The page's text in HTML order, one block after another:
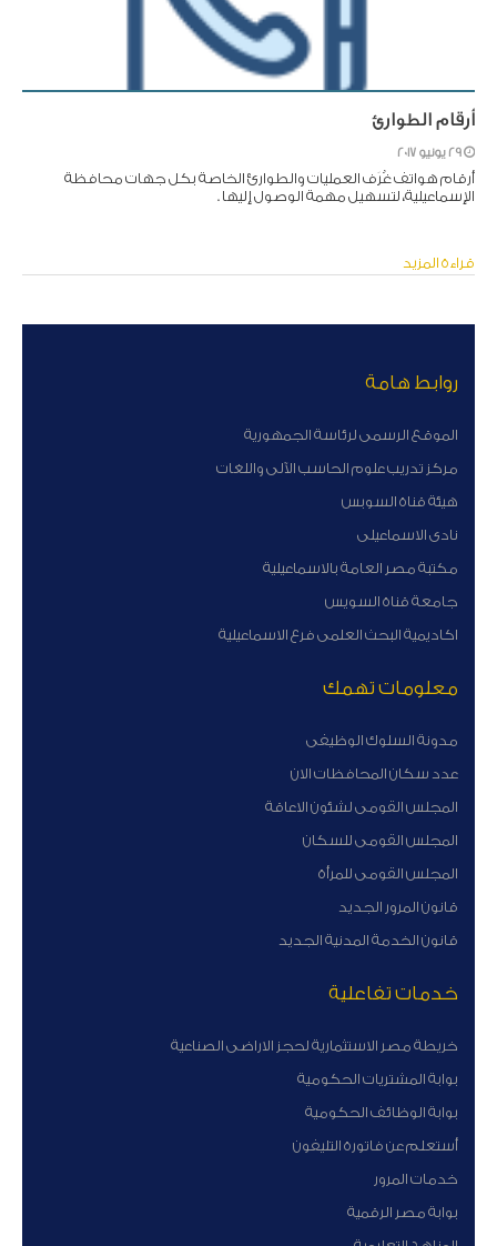
أرقام الطوارئ
أرقام هواتف غُرَف العمليات والطوارئ الخاصة بكل جهات محافظة
الإسماعيلية، لتسهيل مهمة الوصول إليها .
قراءة المزيد
روابط هامة
الموقع الرسمى لرئاسة الجمهورية
مركز تدريب علوم الحاسب الآلى واللغات
هيئة قناة السوبس
نادى الاسماعيلى
مكتبة مصر العامة بالاسماعيلية
جامعة قناة السويس
اكاديمية البحث العلمى فرع الاسماعيلية
معلومات تهمك
مدونة السلوك الوظيفى
عدد سكان المحافظات الان
المجلس القومى لشئون الاعاقة
المجلس القومى للسكان
المجلس القومى للمرأة
قانون المرور الجديد
قانون الخدمة المدنية الجديد
خدمات تفاعلية
خريطة مصر الاستثمارية لحجز الاراضى الصناعية
بوابة المشتريات الحكومية
بوابة الوظائف الحكومية
أستعلم عن فاتورة التليفون
خدمات المرور
بوابة مصر الرقمية